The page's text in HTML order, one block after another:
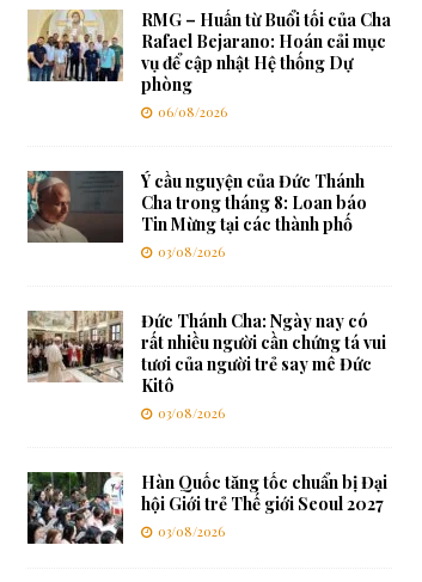
RMG – Huấn từ Buổi tối của Cha
Rafael Bejarano: Hoán cải mục
vụ để cập nhật Hệ thống Dự
phòng
06/08/2026
Ý cầu nguyện của Đức Thánh
Cha trong tháng 8: Loan báo
Tin Mừng tại các thành phố
03/08/2026
Đức Thánh Cha: Ngày nay có
rất nhiều người cần chứng tá vui
tươi của người trẻ say mê Đức
Kitô
03/08/2026
Hàn Quốc tăng tốc chuẩn bị Đại
hội Giới trẻ Thế giới Seoul 2027
03/08/2026